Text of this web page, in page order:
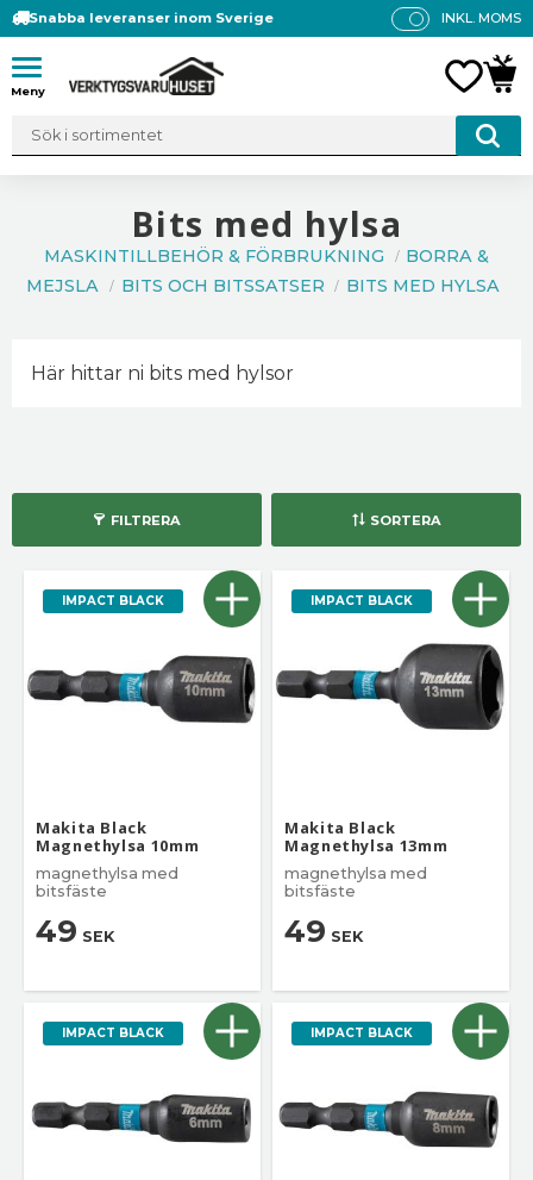
Meny
Snabba leveranser inom Sverige
P
V
A
S
INKL. MOMS
Bits med hylsa
MASKINTILLBEHÖR & FÖRBRUKNING
BORRA &
MEJSLA
BITS OCH BITSSATSER BITS MED HYLSA
Här hittar ni bits med hylsor
FILTRERA SORTERA
Makita Black
Magnethylsa 10mm
magnethylsa med
bitsfäste
49 SEK
IMPACT BLACK
Makita Black
Magnethylsa 13mm
magnethylsa med
bitsfäste
49 SEK
IMPACT BLACK
IMPACT BLACK IMPACT BLACK